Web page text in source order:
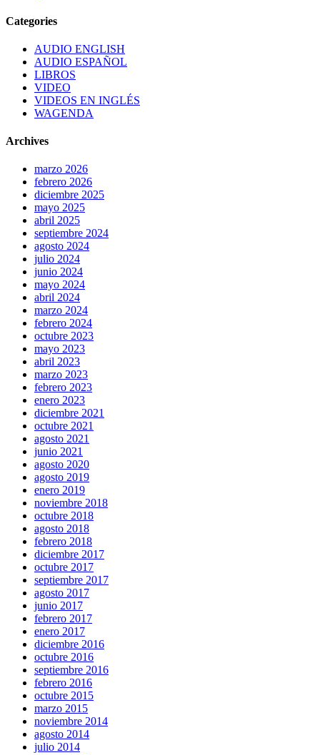
Categories
AUDIO ENGLISH
AUDIO ESPAÑOL
LIBROS
VIDEO
VIDEOS EN INGLÉS
WAGENDA
Archives
marzo 2026
febrero 2026
diciembre 2025
mayo 2025
abril 2025
septiembre 2024
agosto 2024
julio 2024
junio 2024
mayo 2024
abril 2024
marzo 2024
febrero 2024
octubre 2023
mayo 2023
abril 2023
marzo 2023
febrero 2023
enero 2023
diciembre 2021
octubre 2021
agosto 2021
junio 2021
agosto 2020
agosto 2019
enero 2019
noviembre 2018
octubre 2018
agosto 2018
febrero 2018
diciembre 2017
octubre 2017
septiembre 2017
agosto 2017
junio 2017
febrero 2017
enero 2017
diciembre 2016
octubre 2016
septiembre 2016
febrero 2016
octubre 2015
marzo 2015
noviembre 2014
agosto 2014
julio 2014